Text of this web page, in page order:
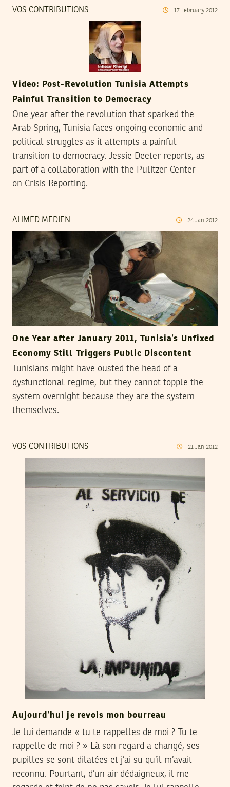
VOS CONTRIBUTIONS 17 February 2012
Video: Post-Revolution Tunisia Attempts
Painful Transition to Democracy
One year after the revolution that sparked the
Arab Spring, Tunisia faces ongoing economic and
political struggles as it attempts a painful
transition to democracy. Jessie Deeter reports, as
part of a collaboration with the Pulitzer Center
on Crisis Reporting.
AHMED MEDIEN 24 Jan 2012
One Year after January 2011, Tunisia’s Unfixed
Economy Still Triggers Public Discontent
Tunisians might have ousted the head of a
dysfunctional regime, but they cannot topple the
system overnight because they are the system
themselves.
VOS CONTRIBUTIONS 21 Jan 2012
Aujourd’hui je revois mon bourreau
Je lui demande « tu te rappelles de moi ? Tu te
rappelle de moi ? » Là son regard a changé, ses
pupilles se sont dilatées et j’ai su qu’il m’avait
reconnu. Pourtant, d’un air dédaigneux, il me